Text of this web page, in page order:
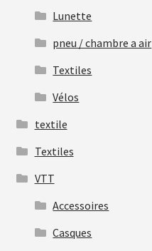
Lunette
pneu / chambre a air
Textiles
Vélos
textile
Textiles
VTT
Accessoires
Casques